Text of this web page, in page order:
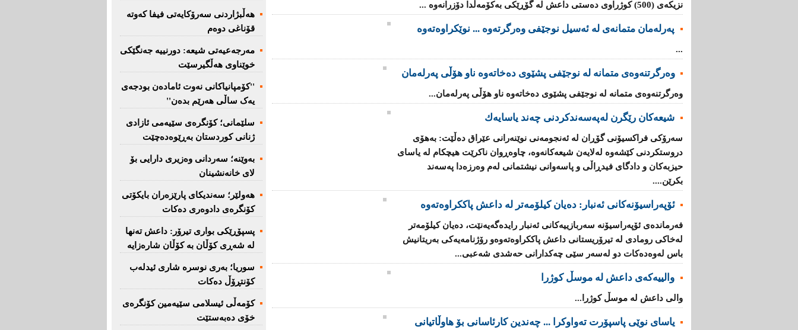
نزیکەى (500) کوژراوى دەستى داعش لە گۆڕێکی بەکۆمەڵدا دۆزرانەوە ...
پەرلەمان متمانەی لە ئەسیل نوجێفی وەرگرتەوە ... نوێکراوەتەوە
...
وەرگرتنەوەی متمانە لە نوجێفی پشێوی دەخاتەوە ناو هۆڵی پەرلەمان
وەرگرتنەوەی متمانە لە نوجێفی پشێوی دەخاتەوە ناو هۆڵی پەرلەمان...
شیعه‌كان رێگرن له‌په‌سه‌ندكردنی چه‌ند یاسایه‌ك
سه‌رۆكی فراكسیۆنی گۆڕان له‌ ئه‌نجومه‌نی نوێنه‌رانی عێراق ده‌ڵێت: به‌هۆی
دروستكردنی كێشه‌وه‌ له‌لایه‌ن شیعه‌كانه‌وه‌، چاوه‌ڕوان ناكرێت هیچكام له‌ یاسای
حیزبه‌كان و دادگای فیدڕاڵی و پاسه‌وانی نیشتمانی له‌م وه‌رزه‌دا په‌سه‌ند
بكرێن....
ئۆپه‌راسیۆنه‌‌كانی ئه‌نبار: ده‌یان كیلۆمه‌تر له‌ داعش پاككراوه‌ته‌وه‌
فه‌رمانده‌ی ئۆپه‌راسیۆنه‌ سه‌ربازییه‌كانی ئه‌نبار رایدەگەیەنێت، ده‌یان كیلۆمه‌تر
له‌خاكی رومادی له‌ تیرۆریستانی داعش پاككراوه‌ته‌وه‌و رۆژنامه‌یه‌كی به‌ریتانیش
باس له‌وه‌ده‌كات دو له‌سه‌ر سێی چه‌كدارانی حه‌شدی شه‌عبی...
والییەکەی داعش لە موسڵ كوژرا
والی داعش لە موسڵ كوژرا...
یاسای نوێی پاسپۆرت تەواوکرا ... چەندین کارئاسانی بۆ هاوڵاتیانی
هەڵبژاردنی سەرۆكایەتی فیفا كەوتە
قۆناغی دوەم
مەرجەعیەتی شیعە: دورنییە جەنگێكی
خوێناوی هەڵگیرسێت
''کۆمپانیاکانی نەوت ئامادەن بودجەی
یەک ساڵی هەرێم بدەن''
سلێمانی؛ كۆنگرەی سێیەمی ئازادی
ژنانی كوردستان بەڕێوەدەچێت
بەوێنە؛ سەردانی وەزیری دارایی بۆ
لای خانەنشینان
هەولێر؛ سەندیكای پارێزەران بایكۆتی
كۆنگرەی دادوەری دەكات
پسپۆڕێكی بواری تیرۆر: داعش تەنها
لە شەڕی كۆڵان بە كۆڵان شارەزایە
سوریا؛ بەری نوسرە شاری ئیدلەب
كۆنتڕۆڵ دەكات
كۆمەڵی ئیسلامی سێیەمین كۆنگرەی
خۆی دەبەستێت